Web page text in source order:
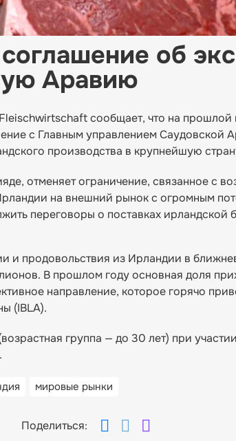
об
Аравию
сообщает, что на прошлой
с Главным управлением Саудовской
производства в крупнейшую
отменяет ограничение, связанное с
на внешний рынок с огромным
переговоры о поставках ирландской
и продовольствия из Ирландии в
В прошлом году основная доля
направление, которое горячо
(IBLA).
группа — до 30 лет) при
мировые рынки
Поделиться: